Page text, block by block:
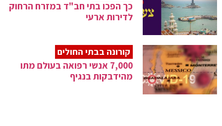
כך הפכו בתי חב"ד במזרח הרחוק
לדירות ארעי
קורונה בבתי החולים
7,000 אנשי רפואה בעולם מתו
מהידבקות בנגיף